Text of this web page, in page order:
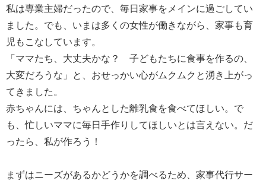
私は専業主婦だったので、毎日家事をメインに過ごしてい
ました。でも、いまは多くの女性が働きながら、家事も育
児もこなしています。
「ママたち、大丈夫かな？ 子どもたちに食事を作るの、
大変だろうな」と、おせっかい心がムクムクと湧き上がっ
てきました。
赤ちゃんには、ちゃんとした離乳食を食べてほしい。で
も、忙しいママに毎日手作りしてほしいとは言えない。だ
ったら、私が作ろう！
まずはニーズがあるかどうかを調べるため、家事代行サー